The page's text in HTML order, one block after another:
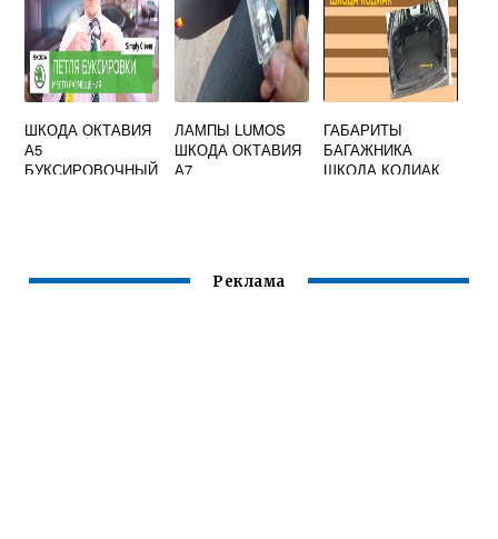
ШКОДА ОКТАВИЯ
А5
БУКСИРОВОЧНЫЙ
ЛАМПЫ LUMOS
ШКОДА ОКТАВИЯ
А7
ГАБАРИТЫ
БАГАЖНИКА
ШКОДА КОДИАК
Реклама